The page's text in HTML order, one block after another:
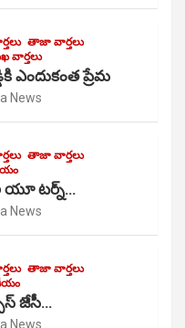
తాజా వార్తలు
వార్తలు
ప్రేమ
News
తాజా వార్తలు
యూ టర్న్…
News
తాజా వార్తలు
జేసీ…
News